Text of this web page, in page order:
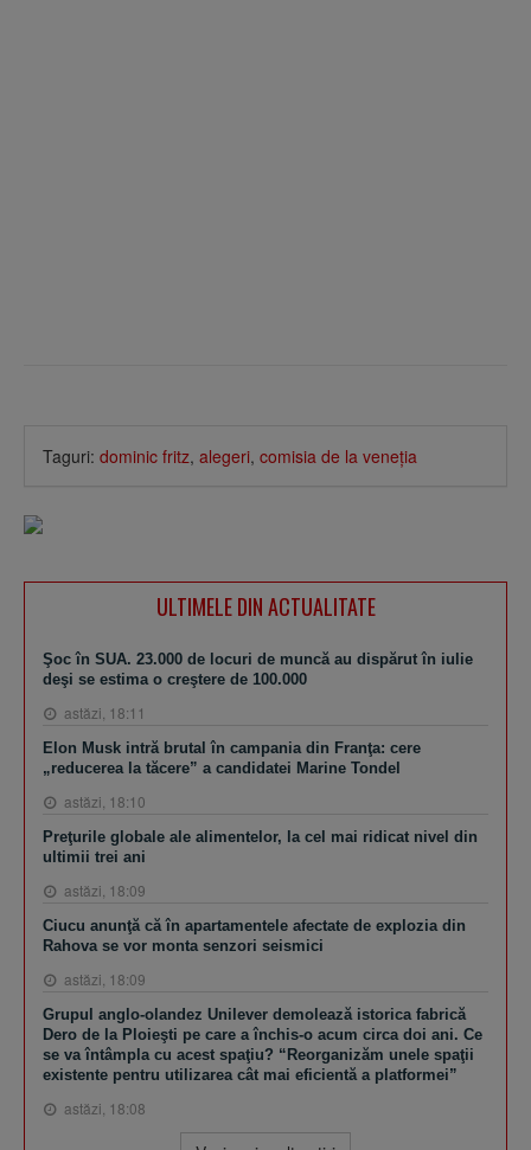
Taguri: dominic fritz, alegeri, comisia de la veneţia
ULTIMELE DIN ACTUALITATE
Şoc în SUA. 23.000 de locuri de muncă au dispărut în iulie
deşi se estima o creştere de 100.000
astăzi, 18:11
Elon Musk intră brutal în campania din Franţa: cere
„reducerea la tăcere” a candidatei Marine Tondel
astăzi, 18:10
Preţurile globale ale alimentelor, la cel mai ridicat nivel din
ultimii trei ani
astăzi, 18:09
Ciucu anunţă că în apartamentele afectate de explozia din
Rahova se vor monta senzori seismici
astăzi, 18:09
Grupul anglo-olandez Unilever demolează istorica fabrică
Dero de la Ploieşti pe care a închis-o acum circa doi ani. Ce
se va întâmpla cu acest spaţiu? “Reorganizăm unele spaţii
existente pentru utilizarea cât mai eficientă a platformei”
astăzi, 18:08